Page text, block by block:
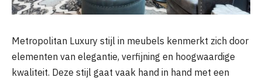
Metropolitan Luxury stijl in meubels kenmerkt zich door
elementen van elegantie, verfijning en hoogwaardige
kwaliteit. Deze stijl gaat vaak hand in hand met een